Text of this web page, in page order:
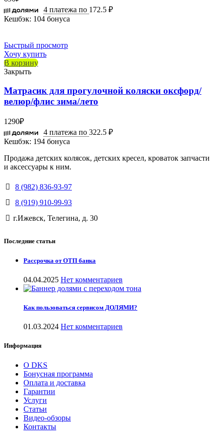
4 платежа по 172.5 ₽
Кешбэк: 104 бонуса
Быстрый просмотр
Хочу купить
В корзину
Закрыть
Матрасик для прогулочной коляски оксфорд/
велюр/флис зима/лето
1290₽
4 платежа по 322.5 ₽
Кешбэк: 194 бонуса
Продажа детских колясок, детских кресел, кроваток запчасти
и аксессуары к ним.
8 (982) 836-93-97
8 (919) 910-99-93
г.Ижевск, Телегина, д. 30
Последние статьи
Рассрочка от ОТП банка
04.04.2025 Нет комментариев
Как пользоваться сервисом ДОЛЯМИ?
01.03.2024 Нет комментариев
Информация
О DKS
Бонусная программа
Оплата и доставка
Гарантии
Услуги
Статьи
Видео-обзоры
Контакты